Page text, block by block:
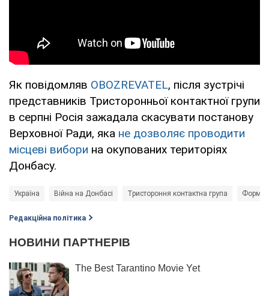
Як повідомляв OBOZREVATEL, після зустрічі
представників Тристоронньої контактної групи
в серпні Росія зажадала скасувати постанову
Верховної Ради, яка не дозволяє проводити
місцеві вибори на окупованих територіях
Донбасу.
Україна Війна на Донбасі Тристороння контактна група
Редакційна політика